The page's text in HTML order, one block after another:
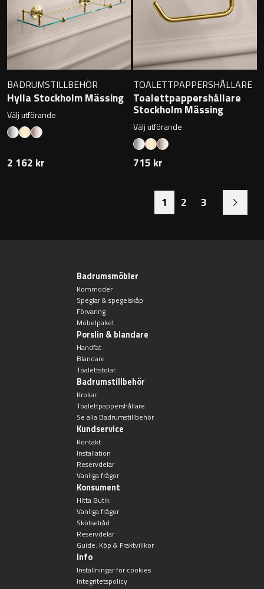
BADRUMSTILLBEHÖR
Hylla Stockholm Mässing
Välj utförande
2 162 kr
TOALETTPAPPERSHÅLLARE
Toalettpappershållare
Stockholm Mässing
Välj utförande
715 kr
1 2 3
Badrumsmöbler
Kommoder
Speglar & spegelskåp
Förvaring
Möbelpaket
Porslin & blandare
Handfat
Blandare
Toalettstolar
Badrumstillbehör
Krokar
Toalettpappershållare
Se alla Badrumstillbehör
Kundservice
Kontakt
Installation
Reservdelar
Vanliga frågor
Konsument
Hitta Butik
Vanliga frågor
Skötselråd
Reservdelar
Guide: Köp & Fraktvillkor
Info
Inställningar för cookies
Integritetspolicy